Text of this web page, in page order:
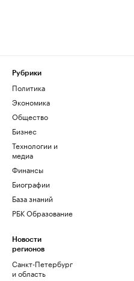
Рубрики
Политика
Экономика
Общество
Бизнес
Технологии и
медиа
Финансы
Биографии
База знаний
РБК Образование
Новости
регионов
Санкт-Петербург
и область